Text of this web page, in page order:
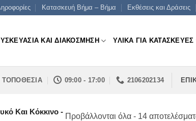
Κατασκευή Βήμα – Βήμα Εκθέσεις και Δράσεις
ΚΑΙ ΔΙΑΚΟΣΜΗΣΗ ΥΛΙΚΑ ΓΙΑ ΚΑΤΑΣΚΕΥΕΣ
ΤΟΠΟΘΕΣΙΑ 09:00 - 17:00 2106202134
Και Κόκκινο - Προβάλλονται όλα - 14